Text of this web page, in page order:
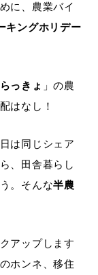
に、農業バイ
キングホリデー
っきょ 」の農
はなし！
は同じシェア
、田舎暮らし
。そんな半農
アップします
ホンネ、移住